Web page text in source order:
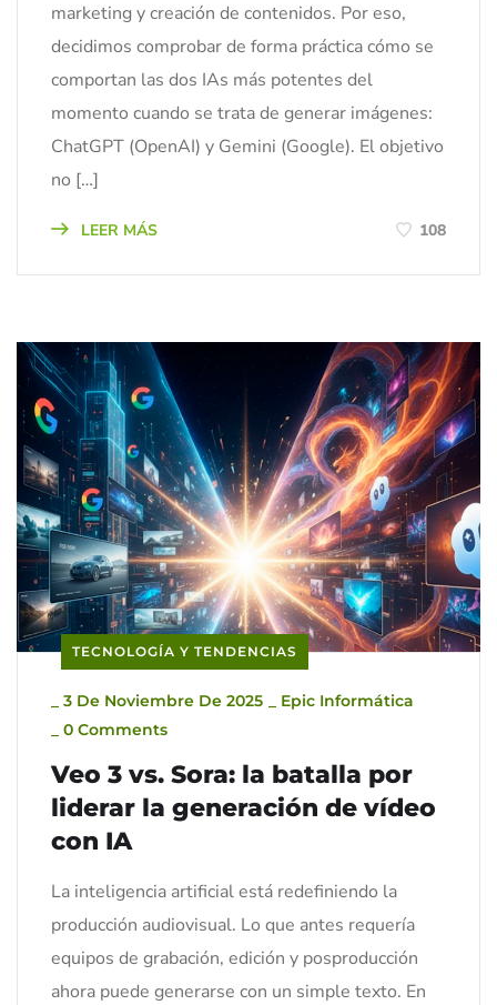
marketing y creación de contenidos. Por eso,
decidimos comprobar de forma práctica cómo se
comportan las dos IAs más potentes del
momento cuando se trata de generar imágenes:
ChatGPT (OpenAI) y Gemini (Google). El objetivo
no […]
LEER MÁS 108
TECNOLOGÍA Y TENDENCIAS
3 De Noviembre De 2025
Epic Informática
0 Comments
Veo 3 vs. Sora: la batalla por
liderar la generación de vídeo
con IA
La inteligencia artificial está redefiniendo la
producción audiovisual. Lo que antes requería
equipos de grabación, edición y posproducción
ahora puede generarse con un simple texto. En